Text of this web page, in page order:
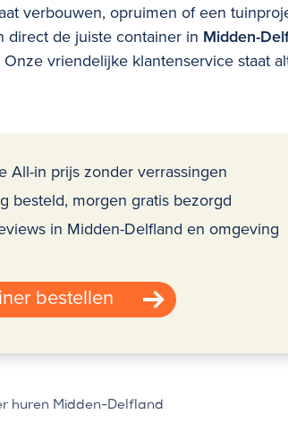
verbouwen, opruimen of een
direct de juiste container in Midden-
Onze vriendelijke klantenservice staat
All-in prijs zonder verrassingen
besteld, morgen gratis bezorgd
in Midden-Delfland en omgeving
bestellen
huren Midden-Delfland